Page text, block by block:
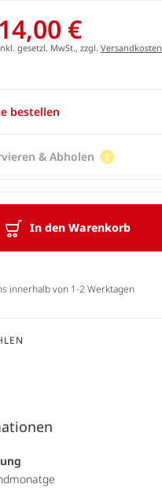
14,00 €
gesetzl. MwSt., zzgl. Versandkosten
bestellen
In den Warenkorb
innerhalb von 1-2 Werktagen
& Abholen